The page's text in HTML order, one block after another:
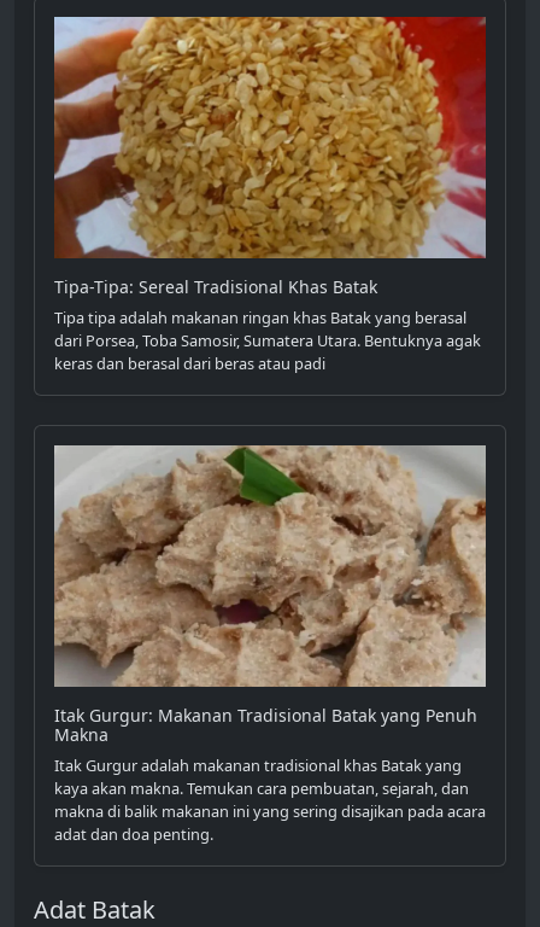
Tipa-Tipa: Sereal Tradisional Khas Batak
Tipa tipa adalah makanan ringan khas Batak yang berasal
dari Porsea, Toba Samosir, Sumatera Utara. Bentuknya agak
keras dan berasal dari beras atau padi
Itak Gurgur: Makanan Tradisional Batak yang Penuh
Makna
Itak Gurgur adalah makanan tradisional khas Batak yang
kaya akan makna. Temukan cara pembuatan, sejarah, dan
makna di balik makanan ini yang sering disajikan pada acara
adat dan doa penting.
Adat Batak